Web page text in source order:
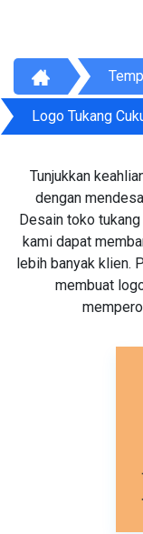
Logo Tukang
Tunjukkan
dengan
Desain toko
kami dapat
lebih banyak klien.
membuat